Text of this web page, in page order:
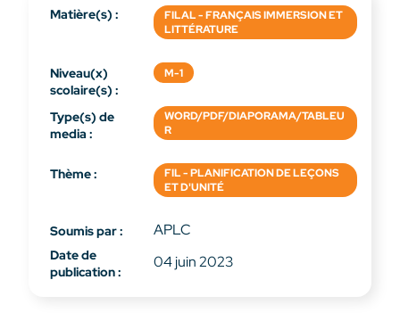
Matière(s) :
FILAL - FRANÇAIS IMMERSION ET
LITTÉRATURE
Niveau(x)
scolaire(s) :
M-1
Type(s) de
media :
WORD/PDF/DIAPORAMA/TABLEU
R
Thème :
FIL - PLANIFICATION DE LEÇONS
ET D'UNITÉ
Soumis par : APLC
Date de
publication :
04 juin 2023